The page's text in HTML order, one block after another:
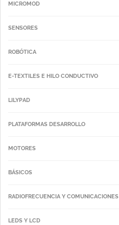
MICROMOD
SENSORES
ROBÓTICA
E-TEXTILES E HILO CONDUCTIVO
LILYPAD
PLATAFORMAS DESARROLLO
MOTORES
BÁSICOS
RADIOFRECUENCIA Y COMUNICACIONES
LEDS Y LCD